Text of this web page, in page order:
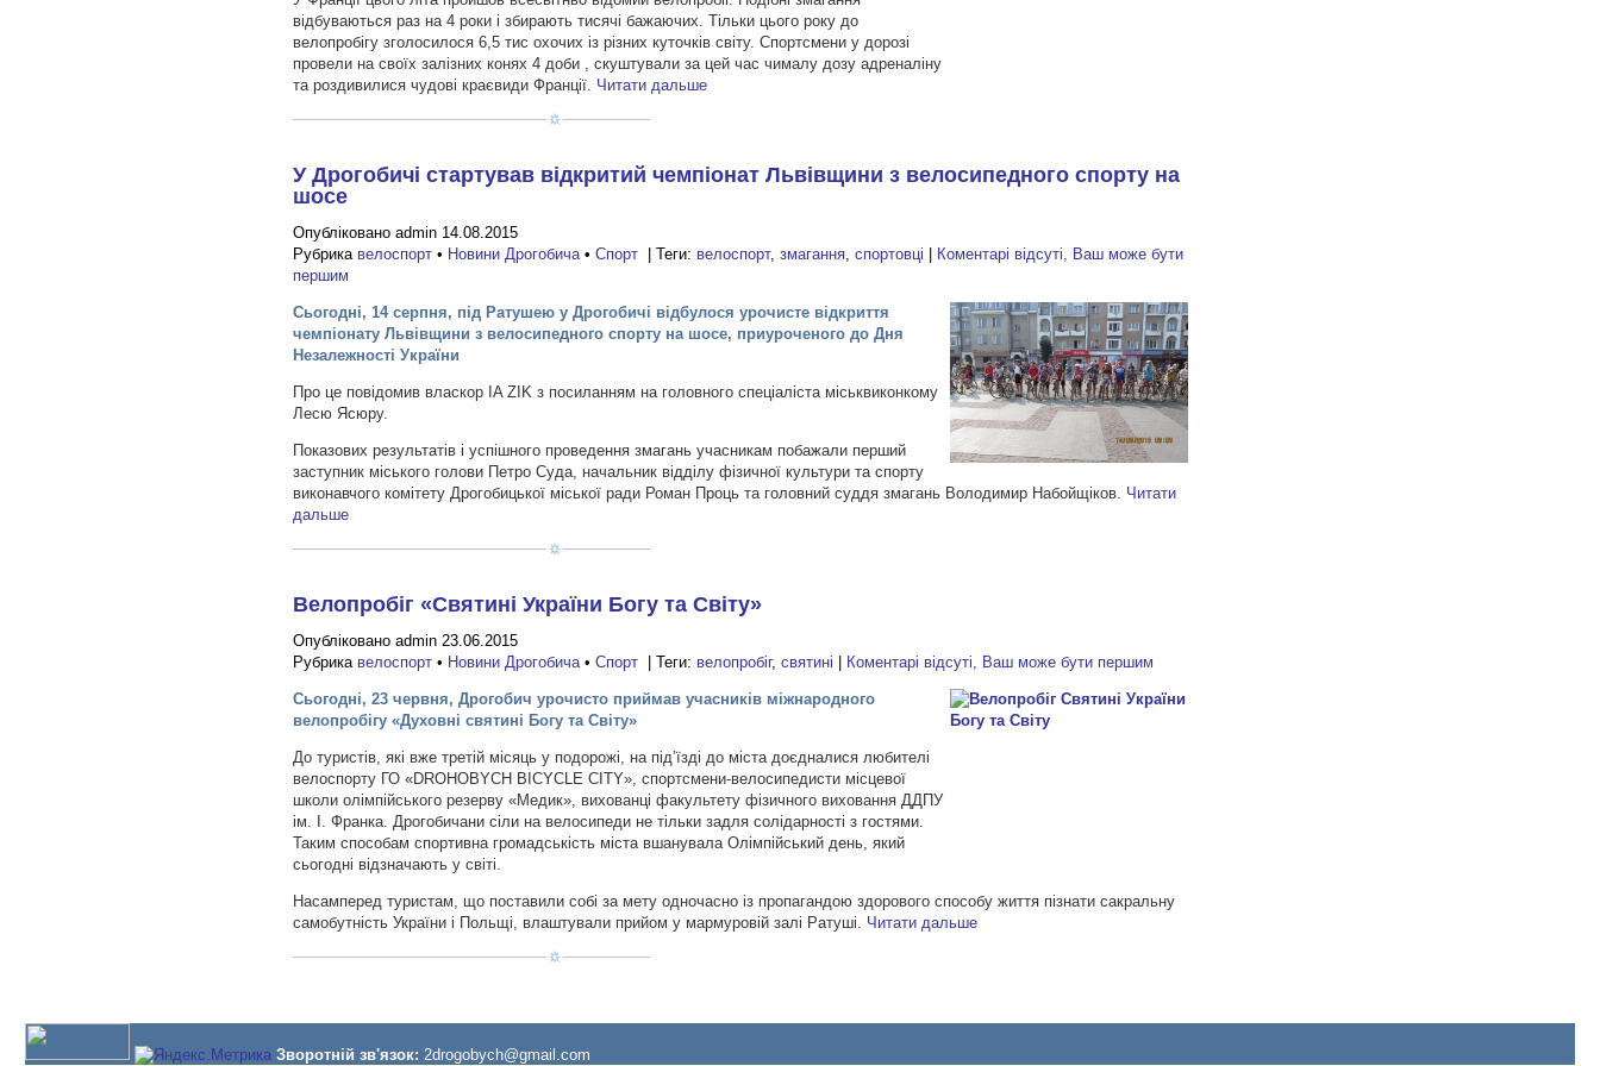
відбуваються раз на 4 роки і збирають тисячі бажаючих. Тільки цього року до
велопробігу зголосилося 6,5 тис охочих із різних куточків світу. Спортсмени у дорозі
провели на своїх залізних конях 4 доби , скуштували за цей час чималу дозу адреналіну
та роздивилися чудові краєвиди Франції. Читати дальше
У Дрогобичі стартував відкритий чемпіонат Львівщини з велосипедного спорту на
шосе
Опубліковано admin 14.08.2015
Рубрика велоспорт • Новини Дрогобича •Спорт | Теги: велоспорт,змагання ,спортовці | Коментарі відсуті, Ваш може бути
першим
Сьогодні, 14 серпня, під Ратушею у Дрогобичі відбулося урочисте відкриття
чемпіонату Львівщини з велосипедного спорту на шосе, приуроченого до Дня
Незалежності України
Про це повідомив власкор IA ZIK з посиланням на головного спеціаліста міськвиконкому
Лесю Ясюру.
Показових результатів і успішного проведення змагань учасникам побажали перший
заступник міського голови Петро Суда, начальник відділу фізичної культури та спорту
виконавчого комітету Дрогобицької міської ради Роман Проць та головний суддя змагань Володимир Набойщіков. Читати
дальше
Велопробіг «Святині України Богу та Світу»
Опубліковано admin 23.06.2015
Рубрика велоспорт • Новини Дрогобича •Спорт | Теги: велопробіг,святині | Коментарі відсуті, Ваш може бути першим
Сьогодні, 23 червня, Дрогобич урочисто приймав учасників міжнародного
велопробігу «Духовні святині Богу та Світу»
До туристів, які вже третій місяць у подорожі, на під’їзді до міста доєдналися любителі
велоспорту ГО «DROHOBYCH BICYCLE CITY», спортсмени-велосипедисти місцевої
школи олімпійського резерву «Медик», вихованці факультету фізичного виховання ДДПУ
ім. І. Франка. Дрогобичани сіли на велосипеди не тільки задля солідарності з гостями.
Таким способам спортивна громадськість міста вшанувала Олімпійський день, який
сьогодні відзначають у світі.
Насамперед туристам, що поставили собі за мету одночасно із пропагандою здорового способу життя пізнати сакральну
самобутність України і Польщі, влаштували прийом у мармуровій залі Ратуші. Читати дальше
Зворотній зв'язок: 2drogobych@gmail.com